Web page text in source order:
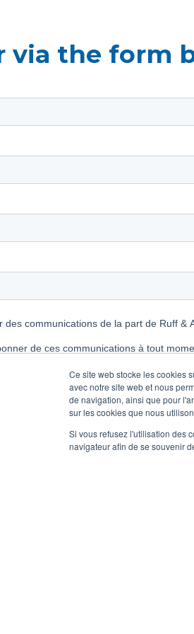
Ce site web stocke les cookies
avec notre site web et nous
de navigation, ainsi que pour
sur les cookies que nous
Si vous refusez l'utilisation des
navigateur afin de se souvenir
via the form